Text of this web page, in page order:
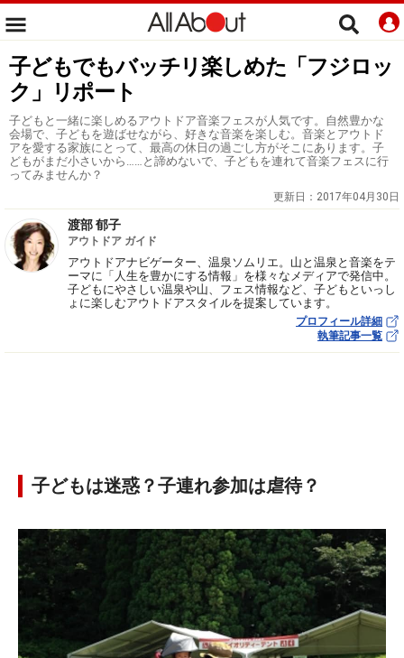
子どもでもバッチリ楽しめた「フジロッ
ク」リポート
子どもと一緒に楽しめるアウトドア音楽フェスが人気です。自然豊かな
会場で、子どもを遊ばせながら、好きな音楽を楽しむ。音楽とアウトド
アを愛する家族にとって、最高の休日の過ごし方がそこにあります。子
どもがまだ小さいから……と諦めないで、子どもを連れて音楽フェスに行
ってみませんか？
更新日： 2017年04月30日
渡部 郁子
アウトドア ガイド
アウトドアナビゲーター、温泉ソムリエ。山と温泉と音楽をテ
ーマに「人生を豊かにする情報」を様々なメディアで発信中。
子どもにやさしい温泉や山、フェス情報など、子どもといっし
ょに楽しむアウトドアスタイルを提案しています。
プロフィール詳細
執筆記事一覧
子どもは迷惑？子連れ参加は虐待？